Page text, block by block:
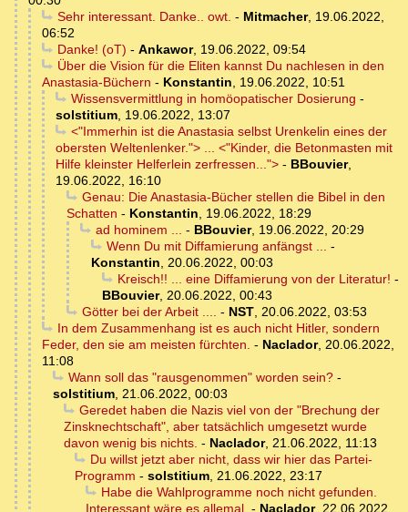
Sehr interessant. Danke.. owt. - Mitmacher, 19.06.2022,
06:52
Danke! (oT) - Ankawor, 19.06.2022, 09:54
Über die Vision für die Eliten kannst Du nachlesen in den
Anastasia-Büchern - Konstantin, 19.06.2022, 10:51
Wissensvermittlung in homöopatischer Dosierung -
solstitium, 19.06.2022, 13:07
<"Immerhin ist die Anastasia selbst Urenkelin eines der
obersten Weltenlenker."> ... <"Kinder, die Betonmasten mit
Hilfe kleinster Helferlein zerfressen..."> - BBouvier,
19.06.2022, 16:10
Genau: Die Anastasia-Bücher stellen die Bibel in den
Schatten - Konstantin, 19.06.2022, 18:29
ad hominem ... - BBouvier, 19.06.2022, 20:29
Wenn Du mit Diffamierung anfängst ... -
Konstantin, 20.06.2022, 00:03
Kreisch!! ... eine Diffamierung von der Literatur! -
BBouvier, 20.06.2022, 00:43
Götter bei der Arbeit .... - NST, 20.06.2022, 03:53
In dem Zusammenhang ist es auch nicht Hitler, sondern
Feder, den sie am meisten fürchten. - Naclador, 20.06.2022,
11:08
Wann soll das "rausgenommen" worden sein?-
solstitium, 21.06.2022, 00:03
Geredet haben die Nazis viel von der "Brechung der
Zinsknechtschaft", aber tatsächlich umgesetzt wurde
davon wenig bis nichts. - Naclador, 21.06.2022, 11:13
Du willst jetzt aber nicht, dass wir hier das Partei-
Programm - solstitium, 21.06.2022, 23:17
Habe die Wahlprogramme noch nicht gefunden.
Interessant wäre es allemal. - Naclador, 22.06.2022,